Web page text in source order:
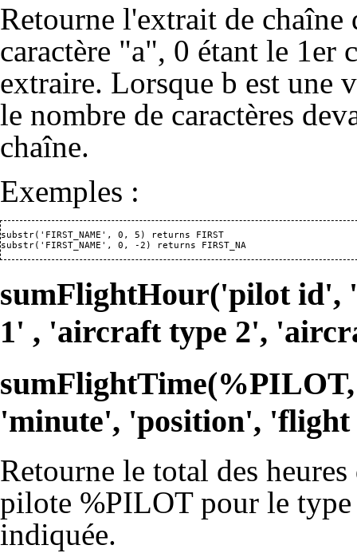
Retourne l'extrait de
caractère "a", 0 étant le 1er
extraire. Lorsque b est une
le nombre de caractères
chaîne.
Exemples :
substr('FIRST_NAME', 0, 5) returns FIRST
substr('FIRST_NAME', 0, -2) returns FIRST_NA
sumFlightHour('pilot id',
1' , 'aircraft type 2',
'minute', 'position', 'flight
Retourne le total des
pilote %PILOT pour le
indiquée.